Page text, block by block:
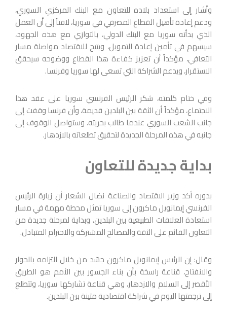
وأشار إلى استعداد بلاده للتعاون مع البنك المركزي السوري،
ودعم إعادة تأهيل القطاع المصرفي في سوريا، لافتاً إلى أن العمل
الذي بدأته سوريا مع البنك الدولي، بالتوازي مع هذه الجهود،
سيسهم في تأمين إعادة التمويل، ويتيح للاقتصاد مواصلة مسار
التعافي، مؤكداً أن تعزيز كفاءة هذا القطاع ووضوحه سيحقق
الاستقرار، ويدعم الشراكة التي تسعى لها سوريا وفرنسا.
وفي ختام كلمته، شكر الرئيس الفرنسي سوريا على عقد هذا
الاجتماع، مؤكداً أن الثقة بين البلدين قديمة، وأن فرنسا وقفت إلى
جانب الشعب السوري عندما طالب بحريته، وستواصل الوقوف إلى
جانبه في هذه المرحلة الجديدة لتحقيق تطلعاته بالازدهار.
بداية جديدة للتعاون
بدوره أكد وزير الاقتصاد والصناعة نضال الشعار أن زيارة الرئيس
الفرنسي إيمانويل ماكرون إلى سوريا تمثل محطة مهمة في مسار
استعادة العلاقات الطبيعية بين البلدين، وبداية لمرحلة جديدة من
التعاون القائم على الثقة والمصالح المشتركة والاحترام المتبادل.
وقال: إن الرئيس إيمانويل ماكرون جسّد من خلال التزامه بالحوار
والانفتاح، قناعة راسخة بأن بناء الجسور بين الأمم هو الطريق
الأقصر إلى السلام والازدهار، وهي قناعة تشاركها سوريا، وتتطلع
إلى ترجمتها اليوم في شراكة اقتصادية متينة بين البلدين.